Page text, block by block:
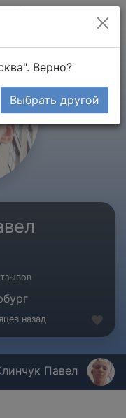
назад
Павел
Верно?
Выбрать другой